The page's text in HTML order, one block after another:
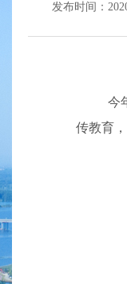
发布时间：
今
传教育